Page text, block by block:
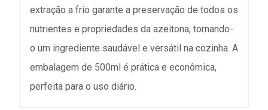
extração a frio garante a preservação de todos os
nutrientes e propriedades da azeitona, tornando-
o um ingrediente saudável e versátil na cozinha. A
embalagem de 500ml é prática e econômica,
perfeita para o uso diário.